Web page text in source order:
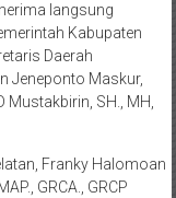
langsung
Kabupaten
Daerah
Jeneponto Maskur,
Mustakbirin, SH., MH,
Franky Halomoan
GRCA., GRCP